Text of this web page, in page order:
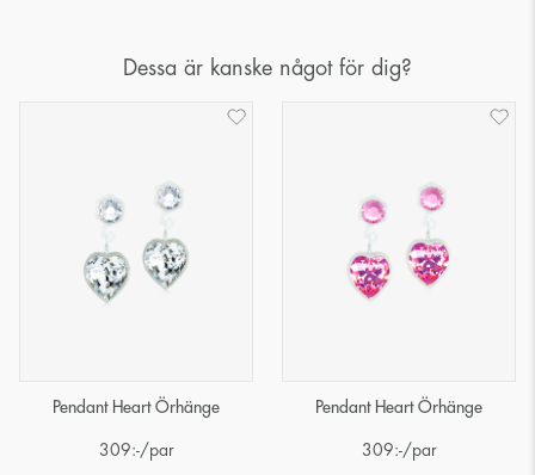
Dessa är kanske något för dig?
Pendant Heart Örhänge
309:-/par
Pendant Heart Örhänge
309:-/par